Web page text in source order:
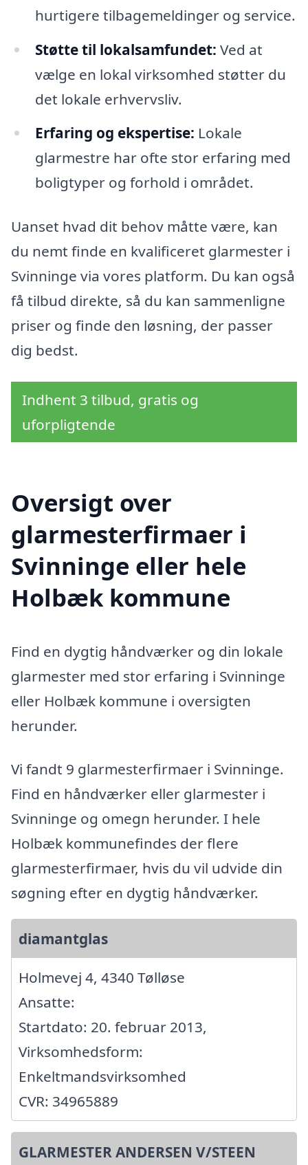
hurtigere tilbagemeldinger og service.
Støtte til lokalsamfundet: Ved at
vælge en lokal virksomhed støtter du
det lokale erhvervsliv.
Erfaring og ekspertise: Lokale
glarmestre har ofte stor erfaring med
boligtyper og forhold i området.
Uanset hvad dit behov måtte være, kan
du nemt finde en kvalificeret glarmester i
Svinninge via vores platform. Du kan også
få tilbud direkte, så du kan sammenligne
priser og finde den løsning, der passer
dig bedst.
Indhent 3 tilbud, gratis og
uforpligtende
Oversigt over
glarmesterfirmaer i
Svinninge eller hele
Holbæk kommune
Find en dygtig håndværker og din lokale
glarmester med stor erfaring i Svinninge
eller Holbæk kommune i oversigten
herunder.
Vi fandt 9 glarmesterfirmaer i Svinninge.
Find en håndværker eller glarmester i
Svinninge og omegn herunder. I hele
Holbæk kommunefindes der flere
glarmesterfirmaer, hvis du vil udvide din
søgning efter en dygtig håndværker.
diamantglas
Holmevej 4, 4340 Tølløse
Ansatte:
Startdato: 20. februar 2013,
Virksomhedsform:
Enkeltmandsvirksomhed
CVR: 34965889
GLARMESTER ANDERSEN V/STEEN